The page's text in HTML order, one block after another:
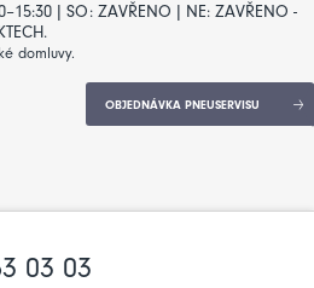
| SO: ZAVŘENO | NE: ZAVŘENO -
domluvy.
OBJEDNÁVKA PNEUSERVISU
03 03